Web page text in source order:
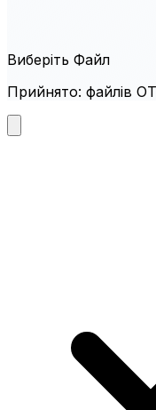
Виберіть Файл
Прийнято: файлів